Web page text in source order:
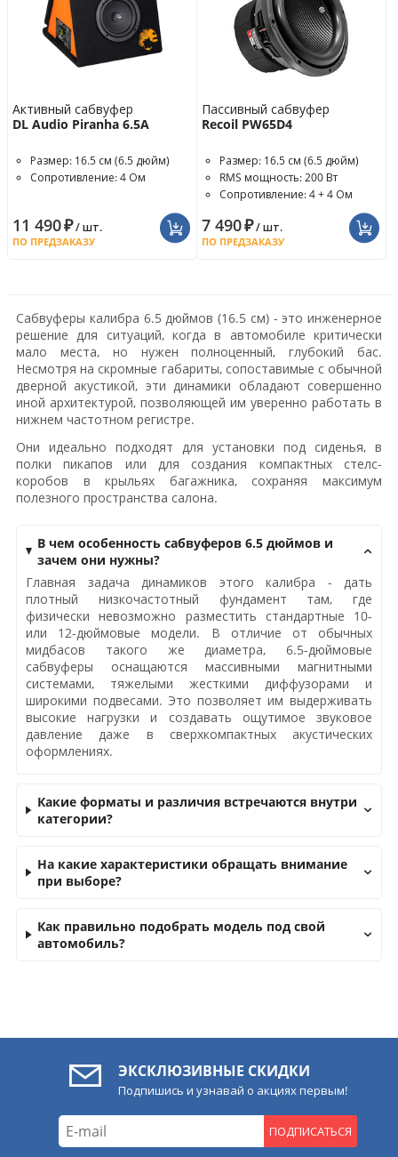
Активный сабвуфер
DL Audio Piranha 6.5A
Размер: 16.5 см (6.5 дюйм)
Сопротивление: 4 Ом
11 490₽/ шт.
ПО ПРЕДЗАКАЗУ
Пассивный сабвуфер
Recoil PW65D4
Размер: 16.5 см (6.5 дюйм)
RMS мощность: 200 Вт
Сопротивление: 4 + 4 Ом
7 490₽/ шт.
ПО ПРЕДЗАКАЗУ
Сабвуферы калибра 6.5 дюймов (16.5 см) - это инженерное
решение для ситуаций, когда в автомобиле критически
мало места, но нужен полноценный, глубокий бас.
Несмотря на скромные габариты, сопоставимые с обычной
дверной акустикой, эти динамики обладают совершенно
иной архитектурой, позволяющей им уверенно работать в
нижнем частотном регистре.
Они идеально подходят для установки под сиденья, в
полки пикапов или для создания компактных стелс-
коробов в крыльях багажника, сохраняя максимум
полезного пространства салона.
В чем особенность сабвуферов 6.5 дюймов и
зачем они нужны?
Главная задача динамиков этого калибра - дать
плотный низкочастотный фундамент там, где
физически невозможно разместить стандартные 10-
или 12-дюймовые модели. В отличие от обычных
мидбасов такого же диаметра, 6.5-дюймовые
сабвуферы оснащаются массивными магнитными
системами, тяжелыми жесткими диффузорами и
широкими подвесами. Это позволяет им выдерживать
высокие нагрузки и создавать ощутимое звуковое
давление даже в сверхкомпактных акустических
оформлениях.
Какие форматы и различия встречаются внутри
категории?
На какие характеристики обращать внимание
при выборе?
Как правильно подобрать модель под свой
автомобиль?
ЭКСКЛЮЗИВНЫЕ СКИДКИ
Подпишись и узнавай о акциях первым!
ПОДПИСАТЬСЯ